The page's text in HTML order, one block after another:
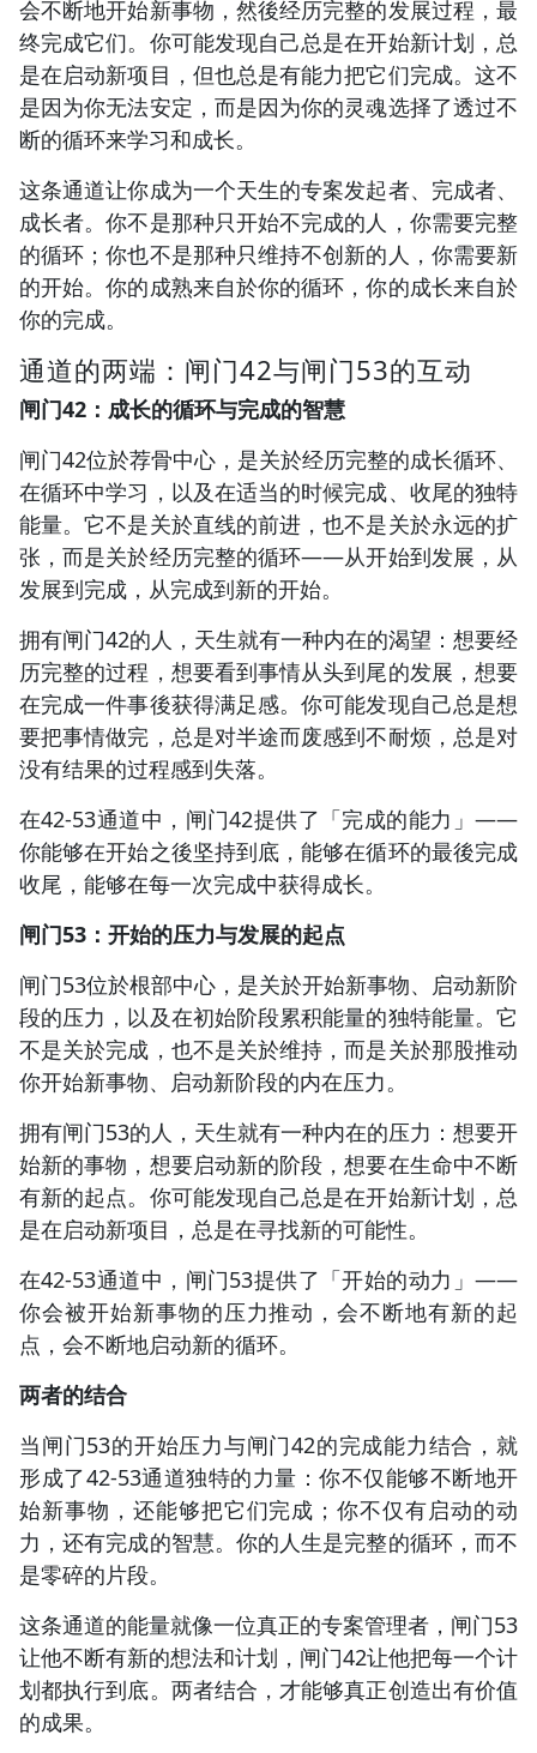
会不断地开始新事物，然後经历完整的发展过程，最
终完成它们。你可能发现自己总是在开始新计划，总
是在启动新项目，但也总是有能力把它们完成。这不
是因为你无法安定，而是因为你的灵魂选择了透过不
断的循环来学习和成长。
这条通道让你成为一个天生的专案发起者、完成者、
成长者。你不是那种只开始不完成的人，你需要完整
的循环；你也不是那种只维持不创新的人，你需要新
的开始。你的成熟来自於你的循环，你的成长来自於
你的完成。
通道的两端：闸门42与闸门53的互动
闸门42：成长的循环与完成的智慧
闸门42位於荐骨中心，是关於经历完整的成长循环、
在循环中学习，以及在适当的时候完成、收尾的独特
能量。它不是关於直线的前进，也不是关於永远的扩
张，而是关於经历完整的循环——从开始到发展，从
发展到完成，从完成到新的开始。
拥有闸门42的人，天生就有一种内在的渴望：想要经
历完整的过程，想要看到事情从头到尾的发展，想要
在完成一件事後获得满足感。你可能发现自己总是想
要把事情做完，总是对半途而废感到不耐烦，总是对
没有结果的过程感到失落。
在42-53通道中，闸门42提供了「完成的能力」——
你能够在开始之後坚持到底，能够在循环的最後完成
收尾，能够在每一次完成中获得成长。
闸门53：开始的压力与发展的起点
闸门53位於根部中心，是关於开始新事物、启动新阶
段的压力，以及在初始阶段累积能量的独特能量。它
不是关於完成，也不是关於维持，而是关於那股推动
你开始新事物、启动新阶段的内在压力。
拥有闸门53的人，天生就有一种内在的压力：想要开
始新的事物，想要启动新的阶段，想要在生命中不断
有新的起点。你可能发现自己总是在开始新计划，总
是在启动新项目，总是在寻找新的可能性。
在42-53通道中，闸门53提供了「开始的动力」——
你会被开始新事物的压力推动，会不断地有新的起
点，会不断地启动新的循环。
两者的结合
当闸门53的开始压力与闸门42的完成能力结合，就
形成了42-53通道独特的力量：你不仅能够不断地开
始新事物，还能够把它们完成；你不仅有启动的动
力，还有完成的智慧。你的人生是完整的循环，而不
是零碎的片段。
这条通道的能量就像一位真正的专案管理者，闸门53
让他不断有新的想法和计划，闸门42让他把每一个计
划都执行到底。两者结合，才能够真正创造出有价值
的成果。